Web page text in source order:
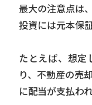
最大の注意点は
投資には元本保
たとえば、想定
り、不動産の売
に配当が支払わ